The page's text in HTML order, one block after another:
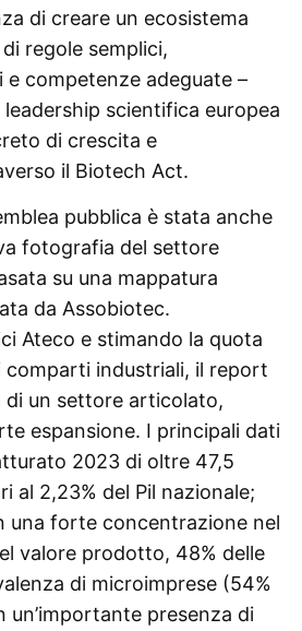
di creare un ecosistema
regole semplici,
competenze adeguate –
scientifica europea
di crescita e
il Biotech Act.
pubblica è stata anche
fotografia del settore
su una mappatura
da Assobiotec.
Ateco e stimando la quota
comparti industriali, il report
di un settore articolato,
espansione. I principali dati
2023 di oltre 47,5
al 2,23% del Pil nazionale;
una forte concentrazione nel
valore prodotto, 48% delle
di microimprese (54%
un’importante presenza di